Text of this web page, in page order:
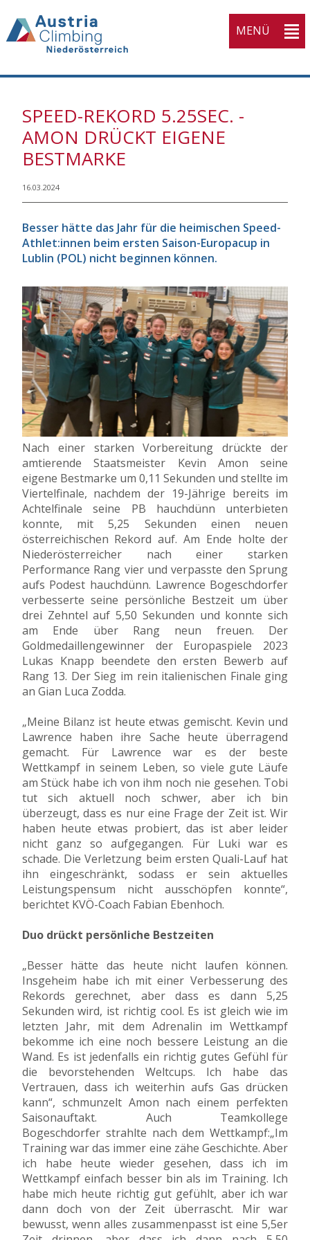
MENÜ
SPEED-REKORD 5.25SEC. -
AMON DRÜCKT EIGENE
BESTMARKE
16.03.2024
Besser hätte das Jahr für die heimischen Speed-
Athlet:innen beim ersten Saison-Europacup in
Lublin (POL) nicht beginnen können.
Nach einer starken Vorbereitung drückte der
amtierende Staatsmeister Kevin Amon seine
eigene Bestmarke um 0,11 Sekunden und stellte im
Viertelfinale, nachdem der 19-Jährige bereits im
Achtelfinale seine PB hauchdünn unterbieten
konnte, mit 5,25 Sekunden einen neuen
österreichischen Rekord auf. Am Ende holte der
Niederösterreicher nach einer starken
Performance Rang vier und verpasste den Sprung
aufs Podest hauchdünn. Lawrence Bogeschdorfer
verbesserte seine persönliche Bestzeit um über
drei Zehntel auf 5,50 Sekunden und konnte sich
am Ende über Rang neun freuen. Der
Goldmedaillengewinner der Europaspiele 2023
Lukas Knapp beendete den ersten Bewerb auf
Rang 13. Der Sieg im rein italienischen Finale ging
an Gian Luca Zodda.
„Meine Bilanz ist heute etwas gemischt. Kevin und
Lawrence haben ihre Sache heute überragend
gemacht. Für Lawrence war es der beste
Wettkampf in seinem Leben, so viele gute Läufe
am Stück habe ich von ihm noch nie gesehen. Tobi
tut sich aktuell noch schwer, aber ich bin
überzeugt, dass es nur eine Frage der Zeit ist. Wir
haben heute etwas probiert, das ist aber leider
nicht ganz so aufgegangen. Für Luki war es
schade. Die Verletzung beim ersten Quali-Lauf hat
ihn eingeschränkt, sodass er sein aktuelles
Leistungspensum nicht ausschöpfen konnte“,
berichtet KVÖ-Coach Fabian Ebenhoch.
Duo drückt persönliche Bestzeiten
„Besser hätte das heute nicht laufen können.
Insgeheim habe ich mit einer Verbesserung des
Rekords gerechnet, aber dass es dann 5,25
Sekunden wird, ist richtig cool. Es ist gleich wie im
letzten Jahr, mit dem Adrenalin im Wettkampf
bekomme ich eine noch bessere Leistung an die
Wand. Es ist jedenfalls ein richtig gutes Gefühl für
die bevorstehenden Weltcups. Ich habe das
Vertrauen, dass ich weiterhin aufs Gas drücken
kann“, schmunzelt Amon nach einem perfekten
Saisonauftakt. Auch Teamkollege
Bogeschdorfer strahlte nach dem Wettkampf:„Im
Training war das immer eine zähe Geschichte. Aber
ich habe heute wieder gesehen, dass ich im
Wettkampf einfach besser bin als im Training. Ich
habe mich heute richtig gut gefühlt, aber ich war
dann doch von der Zeit überrascht. Mir war
bewusst, wenn alles zusammenpasst ist eine 5,5er